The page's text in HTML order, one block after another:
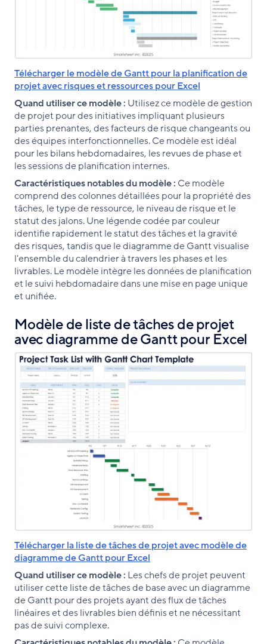
Télécharger le modèle de Gantt pour la planification de
projet avec risques et ressources pour Excel
Quand utiliser ce modèle : Utilisez ce modèle de gestion
de projet pour des initiatives impliquant plusieurs
parties prenantes, des facteurs de risque changeants ou
des équipes interfonctionnelles. Ce modèle est idéal
pour les bilans hebdomadaires, les revues de phase et
les sessions de planification internes.
Caractéristiques notables du modèle : Ce modèle
comprend des colonnes détaillées pour la propriété des
tâches, le type de ressource, le niveau de risque et le
statut des jalons. Une légende codée par couleur
identifie rapidement le statut des tâches et la gravité
des risques, tandis que le diagramme de Gantt visualise
l'ensemble du calendrier à travers les phases et les
livrables. Le modèle intègre les données de planification
et le suivi hebdomadaire dans une mise en page unique
et unifiée.
Modèle de liste de tâches de projet
avec diagramme de Gantt pour Excel
Télécharger la liste de tâches de projet avec modèle de
diagramme de Gantt pour Excel
Quand utiliser ce modèle : Les chefs de projet peuvent
utiliser cette liste de tâches de base avec un diagramme
de Gantt pour des projets ayant des flux de tâches
linéaires et des livrables bien définis et ne nécessitant
pas de suivi complexe.